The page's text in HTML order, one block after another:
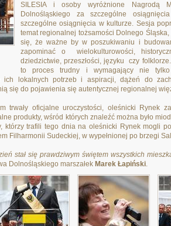
SILESIA i osoby wyróżnione Nagrodą
Dolnośląskiego za szczególne
szczególne osiągnięcia w kulturze. Sesja
temat regionalnej tożsamości Dolnego
się, że ważne by w poszukiwaniu i
zapominać o wielokulturowości,
dziedzictwie, przeszłości, języku czy
to proces trudny i wymagający nie
ich lokalnych potrzeb i aspiracji, dążeń do
się do pojawienia się autentycznej regionalnej
trwały oficjalne uroczystości, oleśnicki Rynek
produkty, wśród których znaleźć można było
którzy trafili tego dnia na oleśnicki Rynek mogli
Filharmonii Sudeckiej, w wypełnionej po brzegi
stał się prawdziwym świętem wszystkich
Dolnośląskiego marszałek Marek Łapiński.